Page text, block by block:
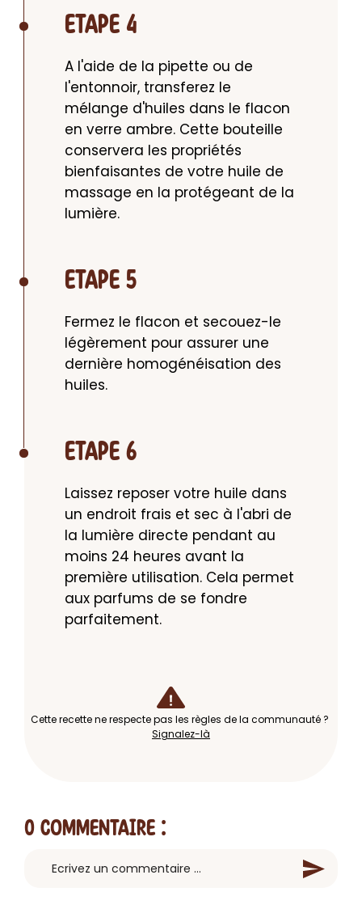
ETAPE 4
A l'aide de la pipette ou de
l'entonnoir, transferez le
mélange d'huiles dans le flacon
en verre ambre. Cette bouteille
conservera les propriétés
bienfaisantes de votre huile de
massage en la protégeant de la
lumière.
ETAPE 5
Fermez le flacon et secouez-le
légèrement pour assurer une
dernière homogénéisation des
huiles.
ETAPE 6
Laissez reposer votre huile dans
un endroit frais et sec à l'abri de
la lumière directe pendant au
moins 24 heures avant la
première utilisation. Cela permet
aux parfums de se fondre
parfaitement.
Cette recette ne respecte pas les règles de la communauté ?
Signalez-là
0 Commentaire :